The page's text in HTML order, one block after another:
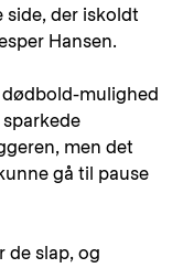
side, der iskoldt
Hansen.
mulighed
men det
gå til pause
de slap, og